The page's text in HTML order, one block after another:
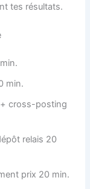
tes résultats.
min.
+ cross-posting
relais 20
prix 20 min.